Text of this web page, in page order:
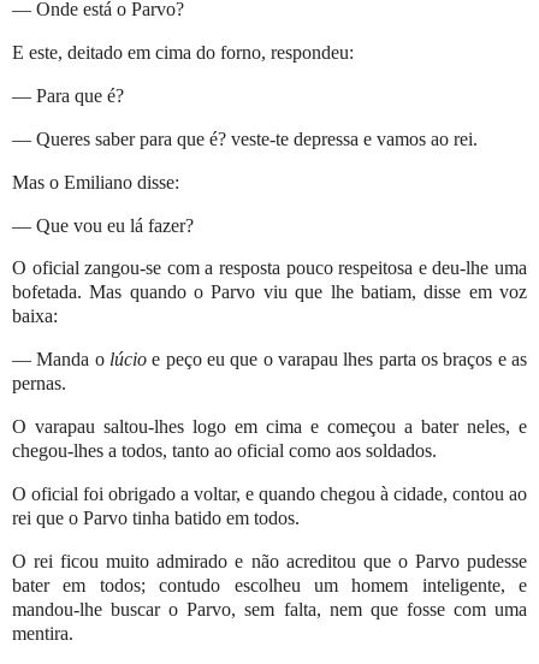
— Onde está o Parvo?
E este, deitado em cima do forno, respondeu:
— Para que é?
— Queres saber para que é? veste-te depressa e vamos ao rei.
Mas o Emiliano disse:
— Que vou eu lá fazer?
O oficial zangou-se com a resposta pouco respeitosa e deu-lhe uma
bofetada. Mas quando o Parvo viu que lhe batiam, disse em voz
baixa:
— Manda o lúcio e peço eu que o varapau lhes parta os braços e as
pernas.
O varapau saltou-lhes logo em cima e começou a bater neles, e
chegou-lhes a todos, tanto ao oficial como aos soldados.
O oficial foi obrigado a voltar, e quando chegou à cidade, contou ao
rei que o Parvo tinha batido em todos.
O rei ficou muito admirado e não acreditou que o Parvo pudesse
bater em todos; contudo escolheu um homem inteligente, e
mandou-lhe buscar o Parvo, sem falta, nem que fosse com uma
mentira.